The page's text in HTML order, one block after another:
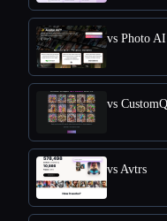
vs Photo AI
vs Avtrs